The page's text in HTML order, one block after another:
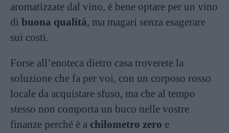
aromatizzate dal vino, è bene optare per un vino
di buona qualità, ma magari senza esagerare
sui costi.
Forse all’enoteca dietro casa troverete la
soluzione che fa per voi, con un corposo rosso
locale da acquistare sfuso, ma che al tempo
stesso non comporta un buco nelle vostre
finanze perché è a chilometro zero e